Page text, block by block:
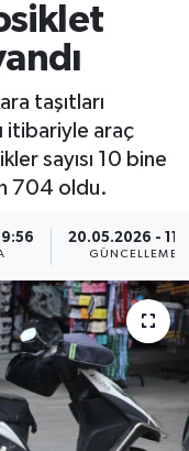
taşıtları
itibariyle araç
sayısı 10 bine
704 oldu.
20.05.2026 -
GÜNCELLEME